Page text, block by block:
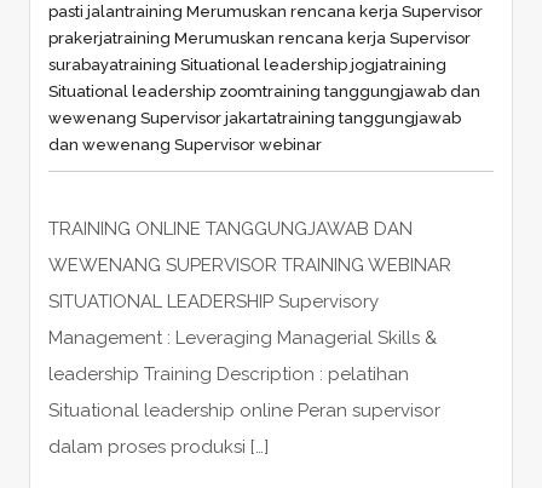
pasti jalantraining Merumuskan rencana kerja Supervisor
prakerjatraining Merumuskan rencana kerja Supervisor
surabayatraining Situational leadership jogjatraining
Situational leadership zoomtraining tanggungjawab dan
wewenang Supervisor jakartatraining tanggungjawab
dan wewenang Supervisor webinar
TRAINING ONLINE TANGGUNGJAWAB DAN
WEWENANG SUPERVISOR TRAINING WEBINAR
SITUATIONAL LEADERSHIP Supervisory
Management : Leveraging Managerial Skills &
leadership Training Description : pelatihan
Situational leadership online Peran supervisor
dalam proses produksi […]